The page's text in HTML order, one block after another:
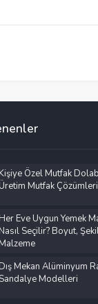
Özel Mutfak
Mutfak Çözümleri
Eve Uygun Yemek
Seçilir? Boyut,
Mekan Alüminyum
Sandalye Modelleri